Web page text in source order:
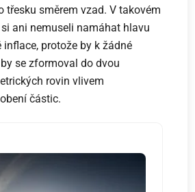
třesku směrem vzad. V takovém
ani nemuseli namáhat hlavu
protože by k žádné
se zformoval do dvou
rovin vlivem
částic.